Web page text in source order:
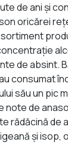
de ani şi
oricărei
de absint.
consumat
său un pic
note de
rădăcină de
şi isop,